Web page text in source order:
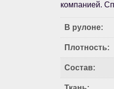
компанией.
В рулоне:
Плотность:
Состав: